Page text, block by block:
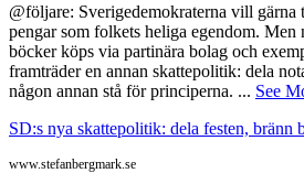
@följare: Sverigedemokraterna vill gärna
pengar som folkets heliga egendom. Men
böcker köps via partinära bolag och
framträder en annan skattepolitik: dela
någon annan stå för principerna. ... See
SD:s nya skattepolitik: dela festen, bränn
www.stefanbergmark.se